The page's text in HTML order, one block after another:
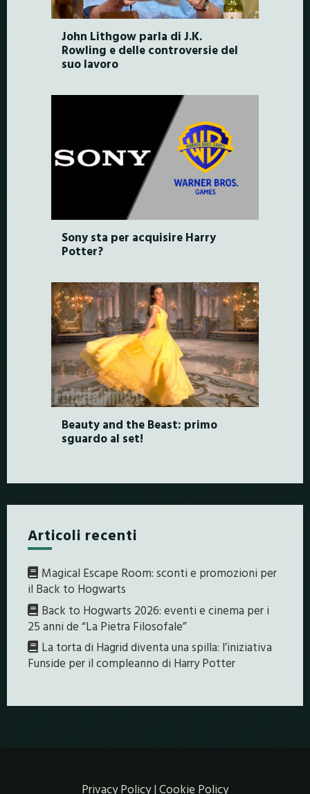
John Lithgow parla di J.K.
Rowling e delle controversie del
suo lavoro
Sony sta per acquisire Harry
Potter?
Beauty and the Beast: primo
sguardo al set!
Articoli recenti
Magical Escape Room: sconti e promozioni per
il Back to Hogwarts
Back to Hogwarts 2026: eventi e cinema per i
25 anni de “La Pietra Filosofale”
La torta di Hagrid diventa una spilla: l’iniziativa
Funside per il compleanno di Harry Potter
Privacy Policy| Cookie Policy